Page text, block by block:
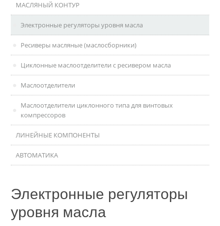
МАСЛЯНЫЙ КОНТУР
Электронные регуляторы уровня масла
Ресиверы масляные (маслосборники)
Циклонные маслоотделители с ресивером масла
Маслоотделители
Маслоотделители циклонного типа для винтовых
компрессоров
ЛИНЕЙНЫЕ КОМПОНЕНТЫ
АВТОМАТИКА
Электронные регуляторы
уровня масла